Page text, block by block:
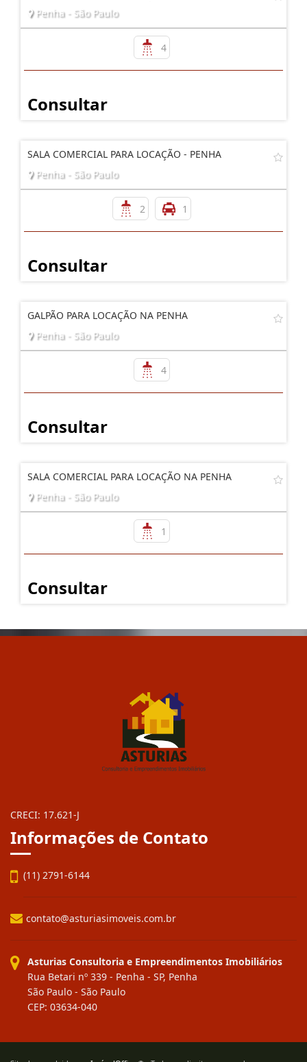
Penha - São Paulo
4
Consultar
SALA COMERCIAL PARA LOCAÇÃO - PENHA
Penha - São Paulo
2 1
Consultar
GALPÃO PARA LOCAÇÃO NA PENHA
Penha - São Paulo
4
Consultar
SALA COMERCIAL PARA LOCAÇÃO NA PENHA
Penha - São Paulo
1
Consultar
CRECI: 17.621-J
Informações de Contato
(11) 2791-6144
contato@asturiasimoveis.com.br
Asturias Consultoria e Empreendimentos Imobiliários
Rua Betari nº 339 - Penha - SP, Penha
São Paulo - São Paulo
CEP: 03634-040